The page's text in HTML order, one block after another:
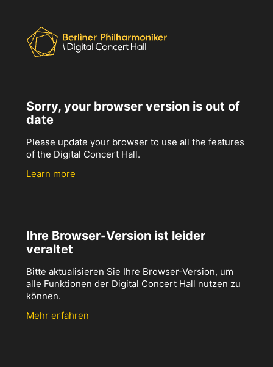
Sorry, your browser version is out of
date
Please update your browser to use all the features
of the Digital Concert Hall.
Learn more
Ihre Browser-Version ist leider
veraltet
Bitte aktualisieren Sie Ihre Browser-Version, um
alle Funktionen der Digital Concert Hall nutzen zu
können.
Mehr erfahren